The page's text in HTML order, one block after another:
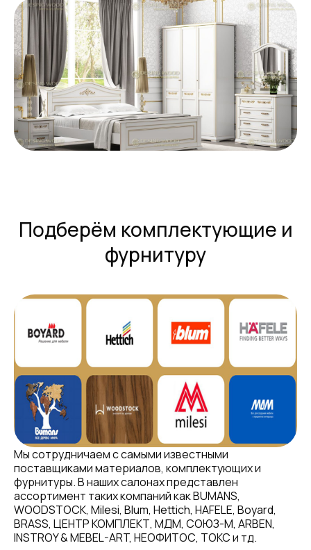
Подберём комплектующие и
фурнитуру
Мы сотрудничаем с самыми известными
поставщиками материалов, комплектующих и
фурнитуры. В наших салонах представлен
ассортимент таких компаний как BUMANS,
WOODSTOCK, Milesi, Blum, Hettich, HAFELE, Boyard,
BRASS, ЦЕНТР КОМПЛЕКТ, МДМ, СОЮЗ-М, ARBEN,
INSTROY & MEBEL-ART, НЕОФИТОС, ТОКС и тд.